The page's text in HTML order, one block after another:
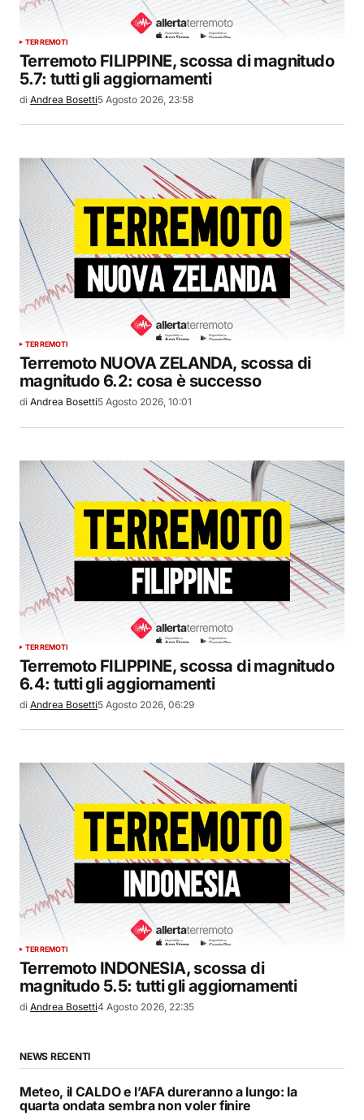
TERREMOTI
Terremoto FILIPPINE, scossa di magnitudo
5.7: tutti gli aggiornamenti
di Andrea Bosetti5 Agosto 2026, 23:58
TERREMOTI
Terremoto NUOVA ZELANDA, scossa di
magnitudo 6.2: cosa è successo
di Andrea Bosetti5 Agosto 2026, 10:01
TERREMOTI
Terremoto FILIPPINE, scossa di magnitudo
6.4: tutti gli aggiornamenti
di Andrea Bosetti5 Agosto 2026, 06:29
TERREMOTI
Terremoto INDONESIA, scossa di
magnitudo 5.5: tutti gli aggiornamenti
di Andrea Bosetti4 Agosto 2026, 22:35
NEWS RECENTI
Meteo, il CALDO e l’AFA dureranno a lungo: la
quarta ondata sembra non voler finire